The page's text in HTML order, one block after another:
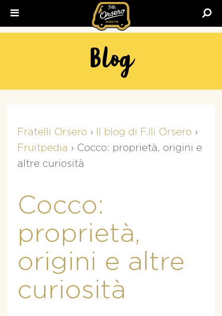
Blog
Fratelli Orsero › Il blog di F.lli Orsero ›
Fruitpedia › Cocco: proprietà, origini e
altre curiosità
Cocco:
proprietà,
origini e altre
curiosità